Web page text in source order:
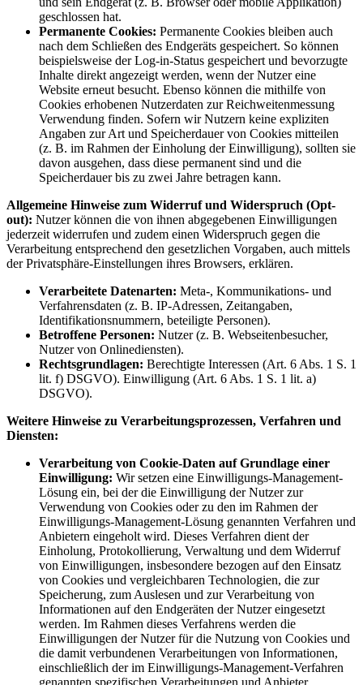
geschlossen hat.
Permanente Cookies: Permanente Cookies bleiben auch
nach dem Schließen des Endgeräts gespeichert. So können
beispielsweise der Log-in-Status gespeichert und bevorzugte
Inhalte direkt angezeigt werden, wenn der Nutzer eine
Website erneut besucht. Ebenso können die mithilfe von
Cookies erhobenen Nutzerdaten zur Reichweitenmessung
Verwendung finden. Sofern wir Nutzern keine expliziten
Angaben zur Art und Speicherdauer von Cookies mitteilen
(z. B. im Rahmen der Einholung der Einwilligung), sollten sie
davon ausgehen, dass diese permanent sind und die
Speicherdauer bis zu zwei Jahre betragen kann.
Allgemeine Hinweise zum Widerruf und Widerspruch (Opt-
out): Nutzer können die von ihnen abgegebenen Einwilligungen
jederzeit widerrufen und zudem einen Widerspruch gegen die
Verarbeitung entsprechend den gesetzlichen Vorgaben, auch mittels
der Privatsphäre-Einstellungen ihres Browsers, erklären.
Verarbeitete Datenarten: Meta-, Kommunikations- und
Verfahrensdaten (z. B. IP-Adressen, Zeitangaben,
Identifikationsnummern, beteiligte Personen).
Betroffene Personen: Nutzer (z. B. Webseitenbesucher,
Nutzer von Onlinediensten).
Rechtsgrundlagen: Berechtigte Interessen (Art. 6 Abs. 1 S. 1
lit. f) DSGVO). Einwilligung (Art. 6 Abs. 1 S. 1 lit. a)
DSGVO).
Weitere Hinweise zu Verarbeitungsprozessen, Verfahren und
Diensten:
Verarbeitung von Cookie-Daten auf Grundlage einer
Einwilligung: Wir setzen eine Einwilligungs-Management-
Lösung ein, bei der die Einwilligung der Nutzer zur
Verwendung von Cookies oder zu den im Rahmen der
Einwilligungs-Management-Lösung genannten Verfahren und
Anbietern eingeholt wird. Dieses Verfahren dient der
Einholung, Protokollierung, Verwaltung und dem Widerruf
von Einwilligungen, insbesondere bezogen auf den Einsatz
von Cookies und vergleichbaren Technologien, die zur
Speicherung, zum Auslesen und zur Verarbeitung von
Informationen auf den Endgeräten der Nutzer eingesetzt
werden. Im Rahmen dieses Verfahrens werden die
Einwilligungen der Nutzer für die Nutzung von Cookies und
die damit verbundenen Verarbeitungen von Informationen,
einschließlich der im Einwilligungs-Management-Verfahren
genannten spezifischen Verarbeitungen und Anbieter,